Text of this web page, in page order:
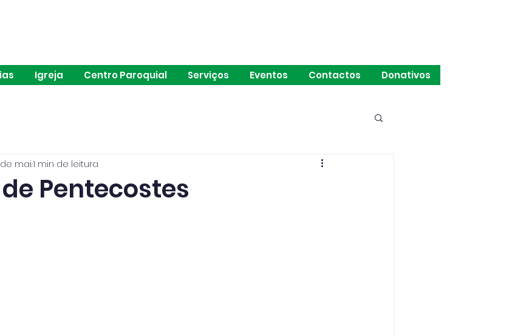
Igreja Centro Paroquial Serviços Eventos Contactos Donativos
Pentecostes
mai.1 min de leitura